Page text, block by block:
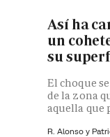
Así ha
un
su
El choque
de la zona
aquella que
R. Alonso y